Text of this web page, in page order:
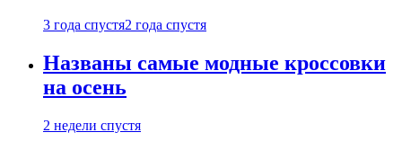
3 года спустя2 года спустя
Названы самые модные кроссовки
на осень
2 недели спустя